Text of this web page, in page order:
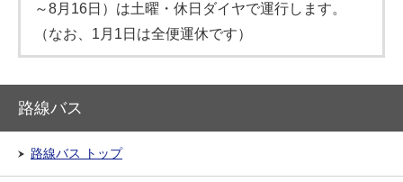
～8月16日）は土曜・休日ダイヤで運行します。
（なお、1月1日は全便運休です）
路線バス
路線バス トップ